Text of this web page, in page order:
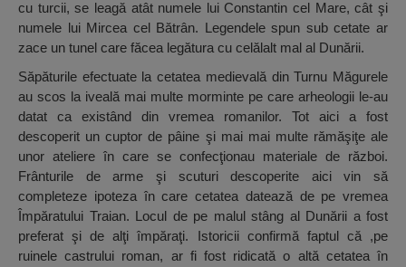
cu turcii, se leagă atât numele lui Constantin cel Mare, cât şi
numele lui Mircea cel Bătrân. Legendele spun sub cetate ar
zace un tunel care făcea legătura cu celălalt mal al Dunării.
Săpăturile efectuate la cetatea medievală din Turnu Măgurele
au scos la iveală mai multe morminte pe care arheologii le-au
datat ca existând din vremea romanilor. Tot aici a fost
descoperit un cuptor de pâine şi mai mai multe rămăşiţe ale
unor ateliere în care se confecţionau materiale de război.
Frânturile de arme şi scuturi descoperite aici vin să
completeze ipoteza în care cetatea datează de pe vremea
Împăratului Traian. Locul de pe malul stâng al Dunării a fost
preferat şi de alţi împăraţi. Istoricii confirmă faptul că ,pe
ruinele castrului roman, ar fi fost ridicată o altă cetatea în